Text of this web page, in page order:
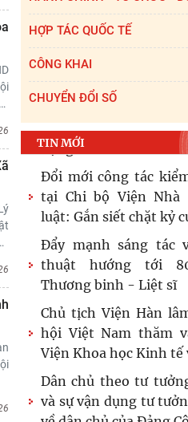
…
HỢP TÁC QUỐC TẾ
CÔNG KHAI
CHUYỂN ĐỔI SỐ
TIN MỚI
Xã hội - Văn học, nghệ
Viện Hàn lâm Khoa
Nam và Học viện
chính quốc gia Lào ký
kinh tế độc lập, tự
Cộng hòa Dân chủ
Đổi mới công tác
tại Chi bộ Viện Nhà
luật: Gắn siết chặt kỷ
Đẩy mạnh sáng tác
thuật hướng tới
Thương binh - Liệt sĩ
Chủ tịch Viện Hàn
hội Việt Nam thăm
Viện Khoa học Kinh tế
Dân chủ theo tư
và sự vận dụng tư